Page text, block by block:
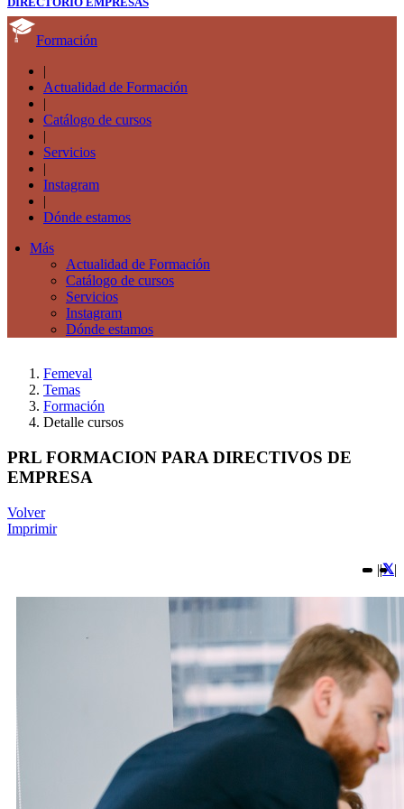
Formación
|
Actualidad de Formación
|
Catálogo de cursos
|
Servicios
|
Instagram
|
Dónde estamos
Más
Actualidad de Formación
Catálogo de cursos
Servicios
Instagram
Dónde estamos
Femeval
Temas
Formación
Detalle cursos
PRL FORMACION PARA DIRECTIVOS DE
EMPRESA
Volver
Imprimir
|| |